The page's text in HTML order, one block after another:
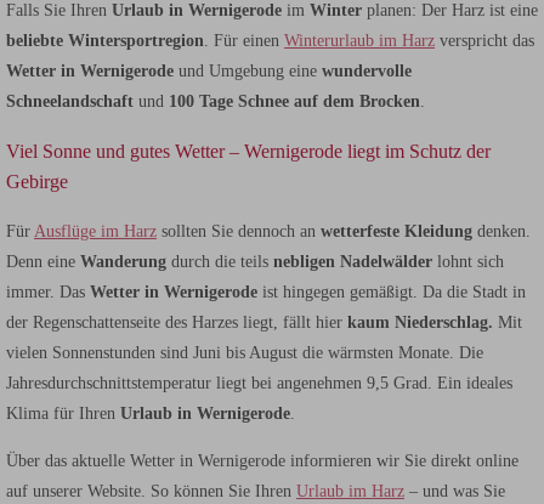
Falls Sie Ihren Urlaub in Wernigerode im Winter planen: Der Harz ist eine
beliebte Wintersportregion. Für einen Winterurlaub im Harz verspricht das
Wetter in Wernigerode und Umgebung eine wundervolle
Schneelandschaft und 100 Tage Schnee auf dem Brocken.
Viel Sonne und gutes Wetter – Wernigerode liegt im Schutz der
Gebirge
Für Ausflüge im Harz sollten Sie dennoch an wetterfeste Kleidung denken.
Denn eine Wanderung durch die teils nebligen Nadelwälder lohnt sich
immer. Das Wetter in Wernigerode ist hingegen gemäßigt. Da die Stadt in
der Regenschattenseite des Harzes liegt, fällt hier kaum Niederschlag. Mit
vielen Sonnenstunden sind Juni bis August die wärmsten Monate. Die
Jahresdurchschnittstemperatur liegt bei angenehmen 9,5 Grad. Ein ideales
Klima für Ihren Urlaub in Wernigerode.
Über das aktuelle Wetter in Wernigerode informieren wir Sie direkt online
auf unserer Website. So können Sie Ihren Urlaub im Harz – und was Sie